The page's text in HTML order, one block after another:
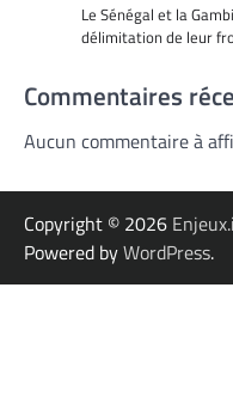
Le Sénégal et la
délimitation de leur
Commentaires
Aucun commentaire à
Copyright © 2026
Powered byWordPress.